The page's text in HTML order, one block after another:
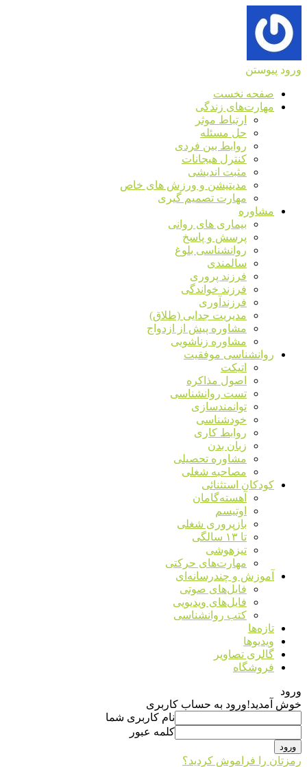
ورود پیوستن
صفحه نخست
مهارت‌های زندگی
ارتباط موثر
حل مسئله
روابط بین فردی
کنترل هیجانات
مثبت اندیشی
مدیتیشن و ورزش های خاص
مهارت تصمیم گیری
مشاوره
بیماری های روانی
پرسش و پاسخ
روانشناسی بلوغ
سالمندی
فرزند پروری
فرزند خواندگی
فرزندآوری
مدیریت جدایی (طلاق)
مشاوره پیش از ازدواج
مشاوره زناشویی
روانشناسی موفقیت
اتیکت
اصول مذاکره
تست روانشناسی
توانمندسازی
خودشناسی
روابط کاری
زبان بدن
مشاوره تحصیلی
مصاحبه شغلی
کودکان استثنائی
آهسته‌گامان
اوتیسم
بازپروری شغلی
تا ۱۳ سالگی
تیزهوشی
مهارت‌های حرکتی
آموزش و چندرسانه‌ای
فایل‌های صوتی
فایل‌های ویدیویی
کتب روانشناسی
تازه‌ها
ویدیوها
گالری تصاویر
فروشگاه
ورود
خوش آمدید!ورود به حساب کاربری
نام کاربری شما
کلمه عبور
رمزتان را فراموش کردید؟